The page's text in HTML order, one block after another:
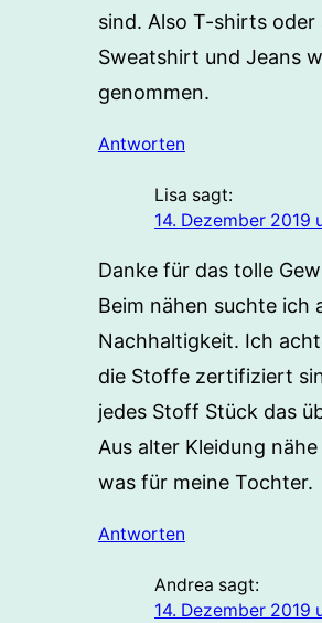
sind. Also T-shirts oder
Sweatshirt und Jeans
genommen.
Antworten
Lisa sagt:
14. Dezember 2019
Danke für das tolle
Beim nähen suchte ich
Nachhaltigkeit. Ich
die Stoffe zertifiziert
jedes Stoff Stück das
Aus alter Kleidung
was für meine Tochter.
Antworten
Andrea sagt:
14. Dezember 2019